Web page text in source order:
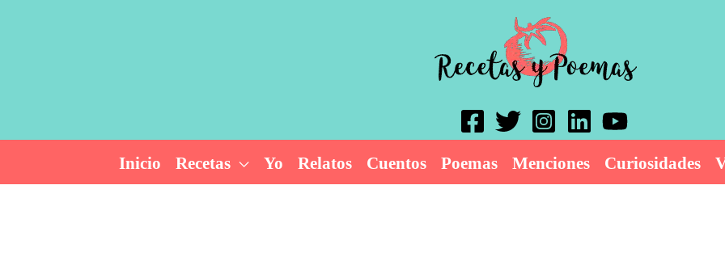
Inicio Recetas Yo Relatos Cuentos Poemas Menciones Curiosidades